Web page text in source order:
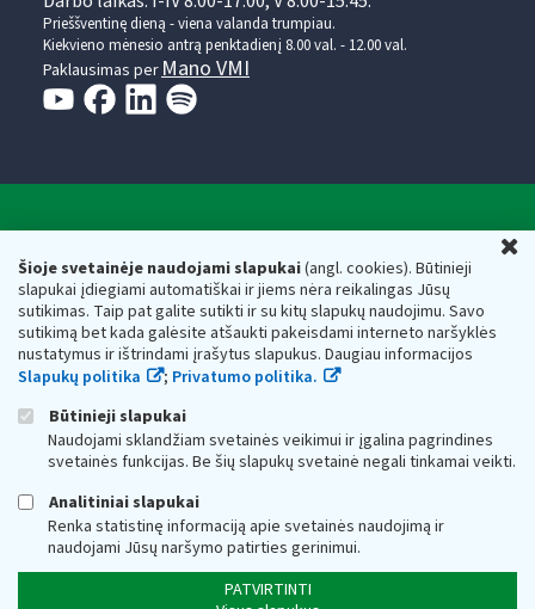
Šioje svetainėje naudojami slapukai(angl. cookies). Būtinieji
slapukai įdiegiami automatiškai ir jiems nėra reikalingas Jūsų
sutikimas. Taip pat galite sutikti ir su kitų slapukų naudojimu. Savo
sutikimą bet kada galėsite atšaukti pakeisdami interneto naršyklės
nustatymus ir ištrindami įrašytus slapukus. Daugiau informacijos
Slapukų politika
; Privatumo politika.
Būtinieji slapukai
Naudojami sklandžiam svetainės veikimui ir įgalina pagrindines
svetainės funkcijas. Be šių slapukų svetainė negali tinkamai veikti.
Analitiniai slapukai
Renka statistinę informaciją apie svetainės naudojimą ir
naudojami Jūsų naršymo patirties gerinimui.
PATVIRTINTI
Prieššventinę dieną - viena valanda trumpiau.
Kiekvieno mėnesio antrą penktadienį 8.00 val. - 12.00 val.
Paklausimas perMano VMI
Valstybinė mokesčių inspekcija prie Lietuvos
Respublikos finansų ministerijos
Biudžetinė įstaiga. Juridinio asmens kodas — 188659752,
adresas: Vasario 16-osios g. 14, 01107 Vilnius, Lietuva, el.paštas:
vmi@vmi.lt , E. pristatymo dėžutės adresas 188659752
Duomenys apie Valstybinę mokesčių inspekciją prie Lietuvos
Respublikos finansų ministerijos kaupiami ir saugomi Juridinių